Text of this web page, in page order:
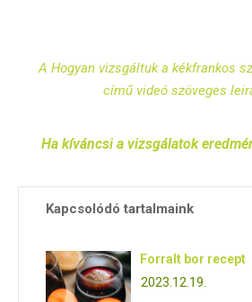
A Hogyan vizsgáltuk a kékfrankos
című videó szöveges
Ha kíváncsi a vizsgálatok
Kapcsolódó tartalmaink
Forralt bor recept
2023.12.19.